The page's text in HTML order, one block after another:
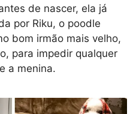
de nascer, ela já
por Riku, o poodle
bom irmão mais velho,
para impedir qualquer
a menina.